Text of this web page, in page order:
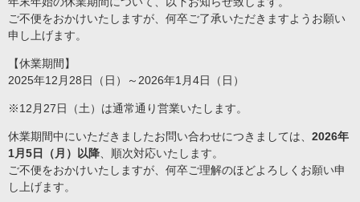
ご不便をおかけいたしますが、何卒ご了承いただきますようお願い
申し上げます。
【休業期間】
2025年12月28日（日）～2026年1月4日（日）
※12月27日（土）は通常通り営業いたします。
休業期間中にいただきましたお問い合わせにつきましては、 2026年
1月5日（月）以降 、順次対応いたします。
ご不便をおかけいたしますが、何卒ご理解のほどよろしくお願い申
し上げます。